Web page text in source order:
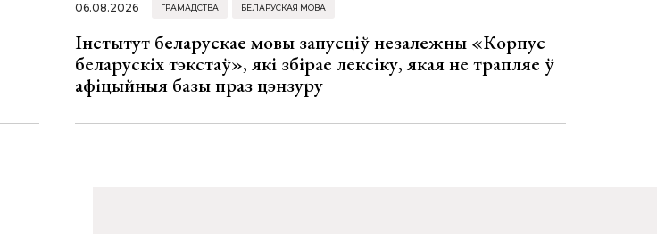
06.08.2026 ГРАМАДСТВА БЕЛАРУСКАЯ МОВА
Інстытут беларускае мовы запусціў незалежны «Корпус
беларускіх тэкстаў», які збірае лексіку, якая не трапляе ў
афіцыйныя базы праз цэнзуру